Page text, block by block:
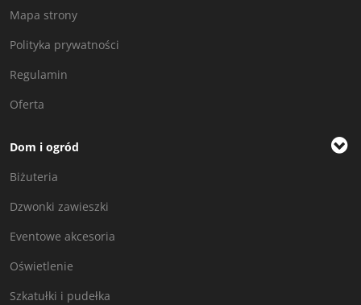
Mapa strony
Polityka prywatności
Regulamin
Oferta
Dom i ogród
Biżuteria
Dzwonki zawieszki
Eventowe akcesoria
Oświetlenie
Szkatułki i pudełka